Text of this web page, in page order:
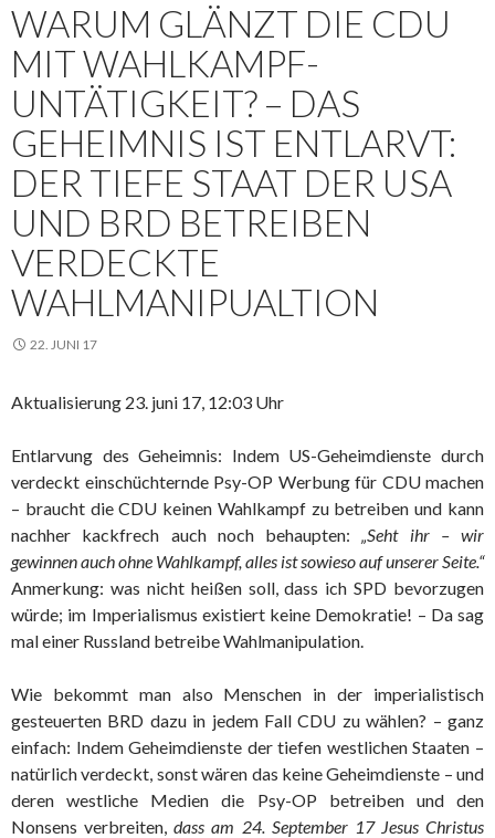
WARUM GLÄNZT DIE CDU
MIT WAHLKAMPF-
UNTÄTIGKEIT? – DAS
GEHEIMNIS IST ENTLARVT:
DER TIEFE STAAT DER USA
UND BRD BETREIBEN
VERDECKTE
WAHLMANIPUALTION
22. JUNI 17
Aktualisierung 23. juni 17, 12:03 Uhr
Entlarvung des Geheimnis: Indem US-Geheimdienste durch
verdeckt einschüchternde Psy-OP Werbung für CDU machen
– braucht die CDU keinen Wahlkampf zu betreiben und kann
nachher kackfrech auch noch behaupten:„Seht ihr – wir
gewinnen auch ohne Wahlkampf, alles ist sowieso auf unserer Seite.“
Anmerkung: was nicht heißen soll, dass ich SPD bevorzugen
würde; im Imperialismus existiert keine Demokratie! – Da sag
mal einer Russland betreibe Wahlmanipulation.
Wie bekommt man also Menschen in der imperialistisch
gesteuerten BRD dazu in jedem Fall CDU zu wählen? – ganz
einfach: Indem Geheimdienste der tiefen westlichen Staaten –
natürlich verdeckt, sonst wären das keine Geheimdienste – und
deren westliche Medien die Psy-OP betreiben und den
Nonsens verbreiten, dass am 24. September 17 Jesus Christus